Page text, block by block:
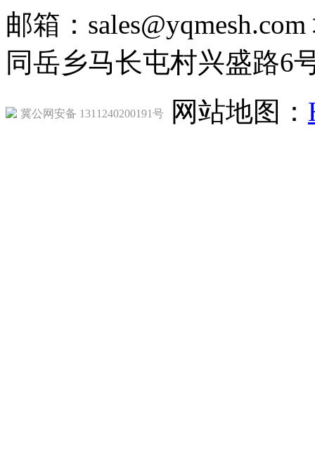
邮箱：
同岳乡马长屯村兴盛路6
冀公网安备 1311240200191号 网站地图：